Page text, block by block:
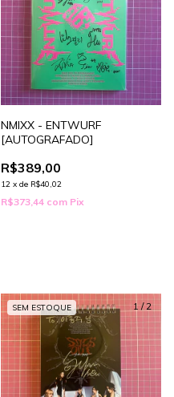
NMIXX - ENTWURF
[AUTOGRAFADO]
R$389,00
12 x de R$40,02
R$373,44 com Pix
1/ 2
SEM ESTOQUE